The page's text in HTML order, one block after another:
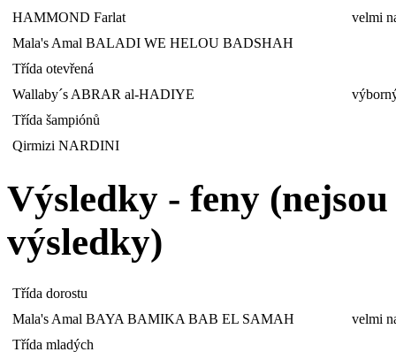
HAMMOND Farlat
velmi
Mala's Amal BALADI WE HELOU BADSHAH
Třída otevřená
Wallaby´s ABRAR al-HADIYE
Třída šampiónů
Qirmizi NARDINI
Výsledky - feny
výsledky)
Třída dorostu
Mala's Amal BAYA BAMIKA BAB EL SAMAH
velmi
Třída mladých